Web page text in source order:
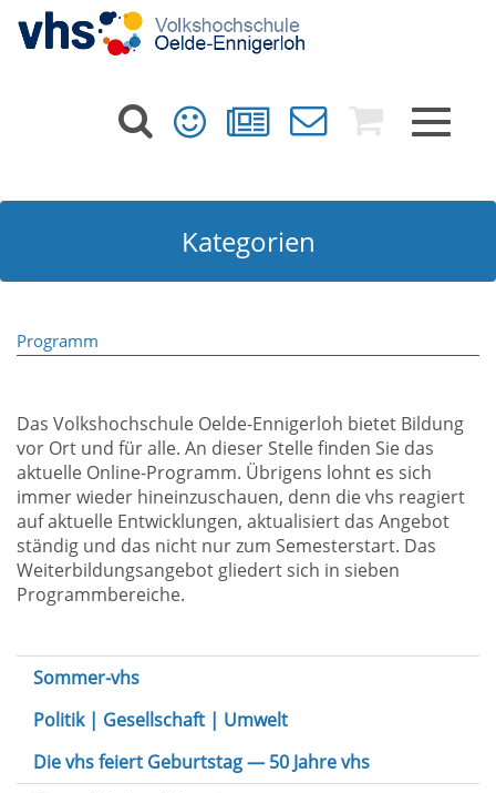
Toggle
Kategorien
Programm
Das Volkshochschule Oelde-Ennigerloh bietet Bildung
vor Ort und für alle. An dieser Stelle finden Sie das
aktuelle Online-Programm. Übrigens lohnt es sich
immer wieder hineinzuschauen, denn die vhs reagiert
auf aktuelle Entwicklungen, aktualisiert das Angebot
ständig und das nicht nur zum Semesterstart. Das
Weiterbildungsangebot gliedert sich in sieben
Programmbereiche.
Sommer-vhs
Politik | Gesellschaft | Umwelt
Die vhs feiert Geburtstag — 50 Jahre vhs